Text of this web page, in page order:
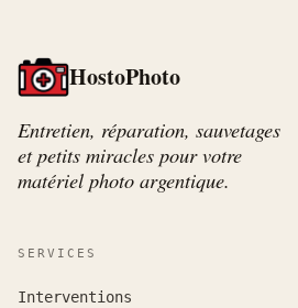
HostoPhoto
Entretien, réparation, sauvetages
et petits miracles pour votre
matériel photo argentique.
SERVICES
Interventions